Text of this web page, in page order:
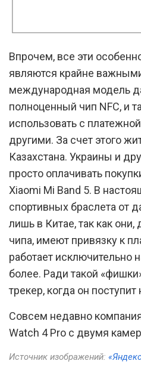
Впрочем, все эти
являются крайне
международная модель
полноценный чип NFC, и
использовать с
другими. За счет этого
Казахстана. Украины и
просто оплачивать
Xiaomi Mi Band 5. В
спортивных браслета от
лишь в Китае, так как
чипа, имеют привязку к
работает исключительно
более. Ради такой
трекер, когда он
Совсем недавно
Watch 4 Pro с двумя
Источник изображений: